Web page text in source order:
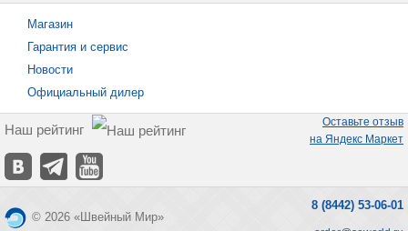
Магазин
Гарантия и сервис
Новости
Официальный дилер
Наш рейтинг
Оставьте отзыв
на Яндекс Маркет
© 2026 «Швейный Мир»
8 (8442) 53-06-01